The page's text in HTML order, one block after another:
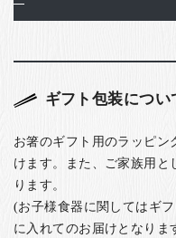
ギフト包装につい
お箸のギフト用のラッピ
けます。また、ご家族用と
ります。
(お子様食器に関してはギ
に入れてのお届けとなりま